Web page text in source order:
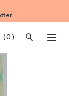
( 0 )